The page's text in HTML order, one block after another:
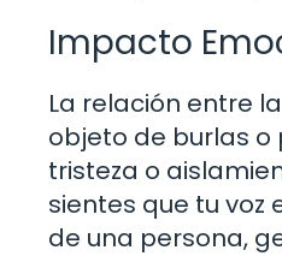
Impacto
La relación entre
objeto de burlas
tristeza o
sientes que tu voz
de una persona,